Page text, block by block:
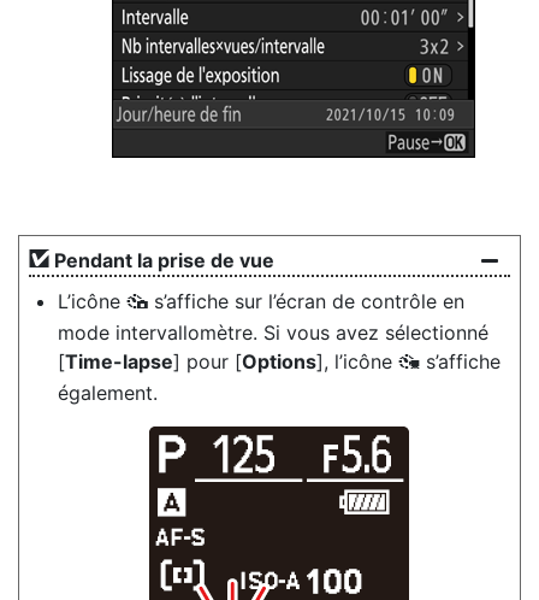
Pendant la prise de vue
L’icône 7 s’affiche sur l’écran de contrôle en
mode intervallomètre. Si vous avez sélectionné
[Time-lapse] pour [Options], l’icône 8 s’affiche
également.